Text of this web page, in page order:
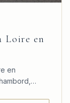
Loire en
en